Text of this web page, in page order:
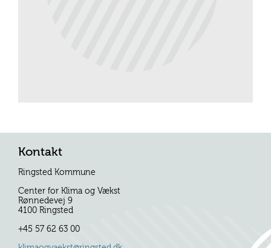
Kontakt
Ringsted Kommune
Center for Klima og Vækst
Rønnedevej 9
4100 Ringsted
+45 57 62 63 00